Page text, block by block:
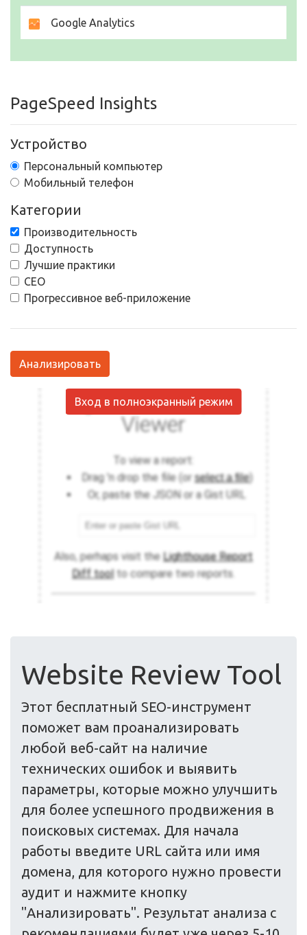
Google Analytics
PageSpeed Insights
Устройство
Персональный компьютер
Мобильный телефон
Категории
Производительность
Доступность
Лучшие практики
СЕО
Прогрессивное веб-приложение
Анализировать
Вход в полноэкранный режим
Website Review Tool
Этот бесплатный SEO-инструмент
поможет вам проанализировать
любой веб-сайт на наличие
технических ошибок и выявить
параметры, которые можно улучшить
для более успешного продвижения в
поисковых системах. Для начала
работы введите URL сайта или имя
домена, для которого нужно провести
аудит и нажмите кнопку
"Анализировать". Результат анализа с